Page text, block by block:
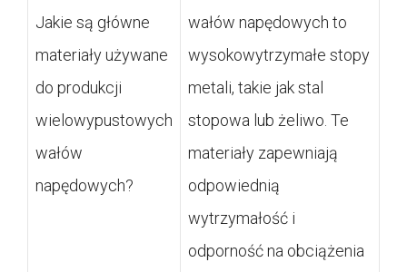
Jakie są główne
materiały używane
do produkcji
wielowypustowych
wałów
napędowych?
wałów napędowych to
wysokowytrzymałe stopy
metali, takie jak stal
stopowa lub żeliwo. Te
materiały zapewniają
odpowiednią
wytrzymałość i
odporność na obciążenia